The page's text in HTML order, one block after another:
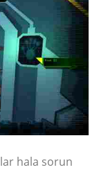
hala sorun